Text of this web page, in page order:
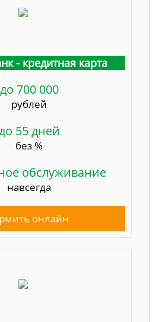
- кредитная карта
до 700 000
рублей
55 дней
без %
обслуживание
навсегда
онлайн